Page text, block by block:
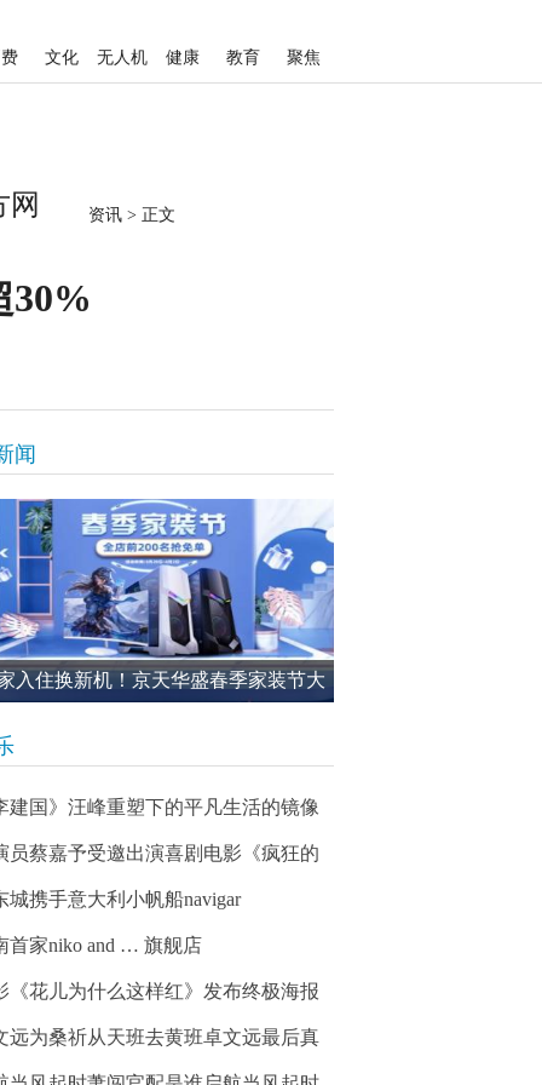
文化 无人机 健康 教育 聚焦
网 资讯 > 正文
30%
闻
入住换新机！京天华盛春季家装节大
建国》汪峰重塑下的平凡生活的镜像
员蔡嘉予受邀出演喜剧电影《疯狂的
城携手意大利小帆船navigar
首家niko and … 旗舰店
《花儿为什么这样红》发布终极海报
远为桑祈从天班去黄班卓文远最后真